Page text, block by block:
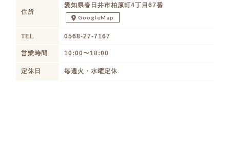
住所
愛知県春日井市柏原町4丁目67番
GoogleMap
TEL 0568-27-7167
営業時間 10:00〜18:00
定休日 毎週火・水曜定休